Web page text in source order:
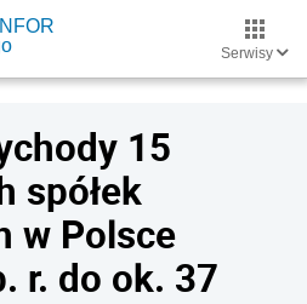
Serwisy
15
spółek
w Polsce
r. do ok. 37